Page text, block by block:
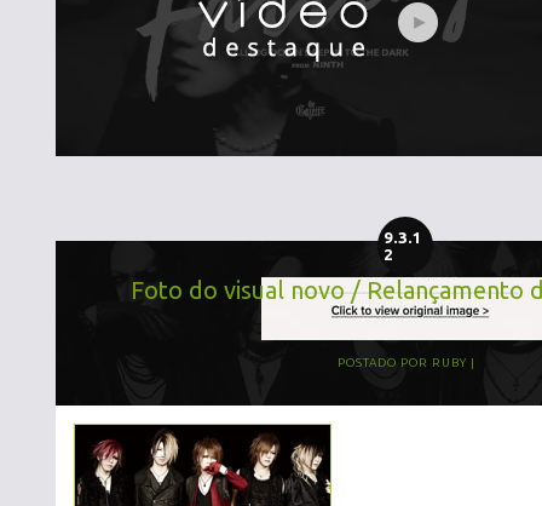
9.3.1
2
Foto do visual novo / Relançamento
POSTADO POR RUBY